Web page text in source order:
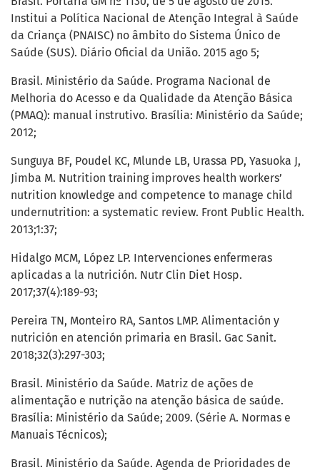
Institui a Política Nacional de Atenção Integral à Saúde
da Criança (PNAISC) no âmbito do Sistema Único de
Saúde (SUS). Diário Oficial da União. 2015 ago 5;
Brasil. Ministério da Saúde. Programa Nacional de
Melhoria do Acesso e da Qualidade da Atenção Básica
(PMAQ): manual instrutivo. Brasília: Ministério da Saúde;
2012;
Sunguya BF, Poudel KC, Mlunde LB, Urassa PD, Yasuoka J,
Jimba M. Nutrition training improves health workers’
nutrition knowledge and competence to manage child
undernutrition: a systematic review. Front Public Health.
2013;1:37;
Hidalgo MCM, López LP. Intervenciones enfermeras
aplicadas a la nutrición. Nutr Clin Diet Hosp.
2017;37(4):189-93;
Pereira TN, Monteiro RA, Santos LMP. Alimentación y
nutrición en atención primaria en Brasil. Gac Sanit.
2018;32(3):297-303;
Brasil. Ministério da Saúde. Matriz de ações de
alimentação e nutrição na atenção básica de saúde.
Brasília: Ministério da Saúde; 2009. (Série A. Normas e
Manuais Técnicos);
Brasil. Ministério da Saúde. Agenda de Prioridades de